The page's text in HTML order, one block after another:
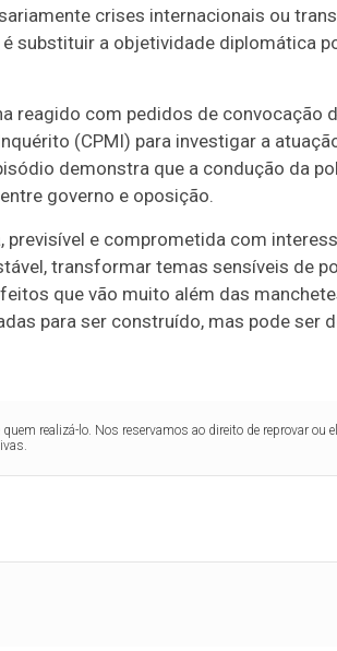
crises internacionais ou
substituir a objetividade diplomática
reagido com pedidos de convocação
(CPMI) para investigar a
demonstra que a condução da
governo e oposição.
previsível e comprometida com
transformar temas sensíveis de
que vão muito além das
para ser construído, mas pode ser
realizá-lo. Nos reservamos ao direito de reprovar ou